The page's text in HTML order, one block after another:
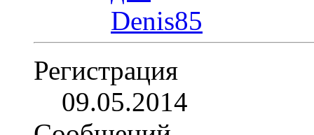
Регистрация
09.05.2014